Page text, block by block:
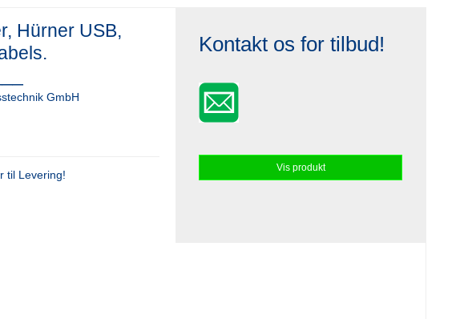
Hürner USB,
GmbH
til Levering!
Kontakt os for tilbud!
Vis produkt